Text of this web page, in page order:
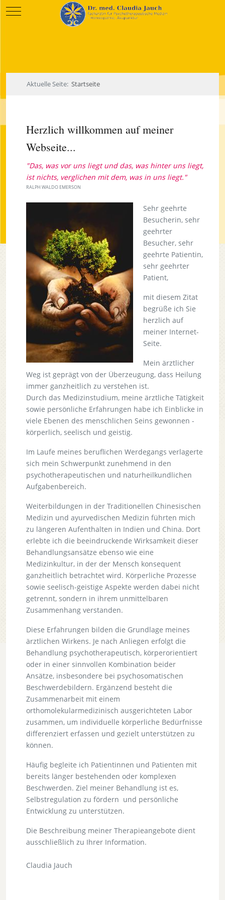
Mobile Menu Toggle
Aktuelle Seite: Startseite
Herzlich willkommen auf meiner
Webseite...
"Das, was vor uns liegt und das, was hinter uns liegt,
ist nichts, verglichen mit dem, was in uns liegt."
RALPH WALDO EMERSON
Sehr geehrte
Besucherin, sehr
geehrter
Besucher, sehr
geehrte Patientin,
sehr geehrter
Patient,
mit diesem Zitat
begrüße ich Sie
herzlich auf
meiner Internet-
Seite.
Mein ärztlicher
Weg ist geprägt von der Überzeugung, dass Heilung
immer ganzheitlich zu verstehen ist.
Durch das Medizinstudium, meine ärztliche Tätigkeit
sowie persönliche Erfahrungen habe ich Einblicke in
viele Ebenen des menschlichen Seins gewonnen -
körperlich, seelisch und geistig.
Im Laufe meines beruflichen Werdegangs verlagerte
sich mein Schwerpunkt zunehmend in den
psychotherapeutischen und naturheilkundlichen
Aufgabenbereich.
Weiterbildungen in der Traditionellen Chinesischen
Medizin und ayurvedischen Medizin führten mich
zu längeren Aufenthalten in Indien und China. Dort
erlebte ich die beeindruckende Wirksamkeit dieser
Behandlungsansätze ebenso wie eine
Medizinkultur, in der der Mensch konsequent
ganzheitlich betrachtet wird. Körperliche Prozesse
sowie seelisch-geistige Aspekte werden dabei nicht
getrennt, sondern in ihrem unmittelbaren
Zusammenhang verstanden.
Diese Erfahrungen bilden die Grundlage meines
ärztlichen Wirkens. Je nach Anliegen erfolgt die
Behandlung psychotherapeutisch, körperorientiert
oder in einer sinnvollen Kombination beider
Ansätze, insbesondere bei psychosomatischen
Beschwerdebildern. Ergänzend besteht die
Zusammenarbeit mit einem
orthomolekularmedizinisch ausgerichteten Labor
zusammen, um individuelle körperliche Bedürfnisse
differenziert erfassen und gezielt unterstützen zu
können.
Häufig begleite ich Patientinnen und Patienten mit
bereits länger bestehenden oder komplexen
Beschwerden. Ziel meiner Behandlung ist es,
Selbstregulation zu fördern und persönliche
Entwicklung zu unterstützen.
Die Beschreibung meiner Therapieangebote dient
ausschließlich zu Ihrer Information.
Claudia Jauch